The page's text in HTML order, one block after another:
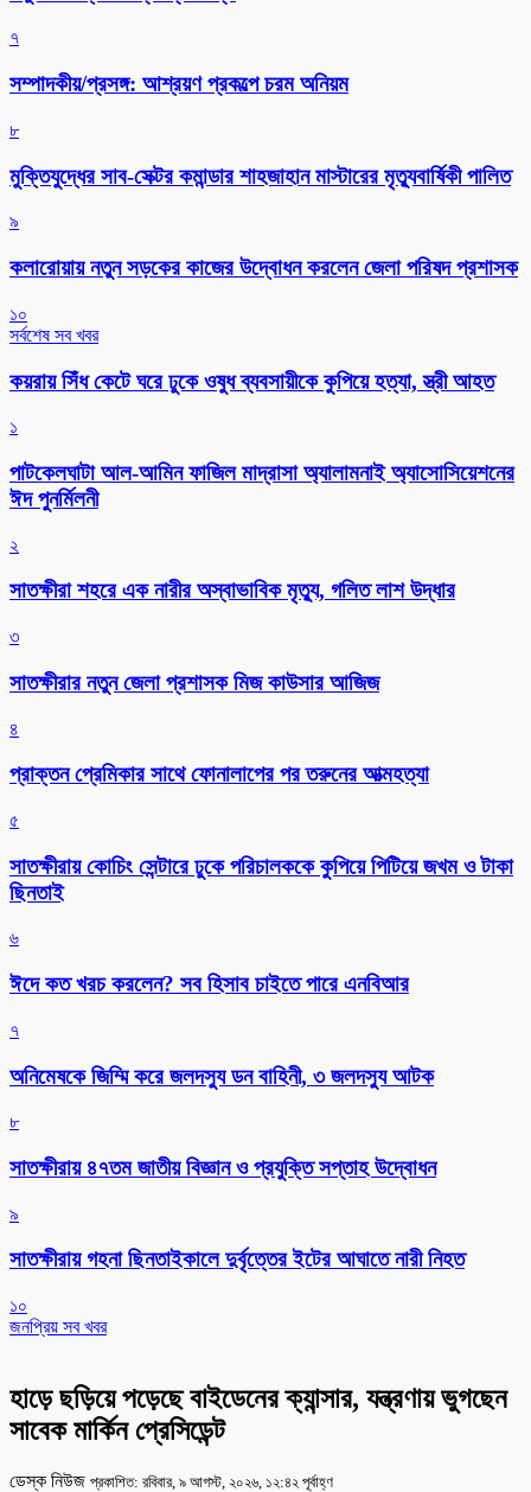
৭
সম্পাদকীয়/প্রসঙ্গ: আশ্রয়ণ প্রকল্পে চরম অনিয়ম
৮
মুক্তিযুদ্ধের সাব-সেক্টর কমান্ডার শাহজাহান মাস্টারের মৃত্যুবার্ষিকী পালিত
৯
কলারোয়ায় নতুন সড়কের কাজের উদ্বোধন করলেন জেলা পরিষদ প্রশাসক
১০
সর্বশেষ সব খবর
কয়রায় সিঁধ কেটে ঘরে ঢুকে ওষুধ ব্যবসায়ীকে কুপিয়ে হত্যা, স্ত্রী আহত
১
পাটকেলঘাটা আল-আমিন ফাজিল মাদ্রাসা অ্যালামনাই অ্যাসোসিয়েশনের
ঈদ পুনর্মিলনী
২
সাতক্ষীরা শহরে এক নারীর অস্বাভাবিক মৃত্যু, গলিত লাশ উদ্ধার
৩
সাতক্ষীরার নতুন জেলা প্রশাসক মিজ কাউসার আজিজ
৪
প্রাক্তন প্রেমিকার সাথে ফোনালাপের পর তরুনের আত্মহত্যা
৫
সাতক্ষীরায় কোচিং সেন্টারে ঢুকে পরিচালককে কুপিয়ে পিটিয়ে জখম ও টাকা
ছিনতাই
৬
ঈদে কত খরচ করলেন? সব হিসাব চাইতে পারে এনবিআর
৭
অনিমেষকে জিম্মি করে জলদস্যু ডন বাহিনী, ৩ জলদস্যু আটক
৮
সাতক্ষীরায় ৪৭তম জাতীয় বিজ্ঞান ও প্রযুক্তি সপ্তাহ উদ্বোধন
৯
সাতক্ষীরায় গহনা ছিনতাইকালে দুর্বৃত্তের ইটের আঘাতে নারী নিহত
১০
জনপ্রিয় সব খবর
হাড়ে ছড়িয়ে পড়েছে বাইডেনের ক্যান্সার, যন্ত্রণায় ভুগছেন
সাবেক মার্কিন প্রেসিডেন্ট
ডেস্ক নিউজ প্রকাশিত: রবিবার, ৯ আগস্ট, ২০২৬, ১২:৪২ পূর্বাহ্ণ